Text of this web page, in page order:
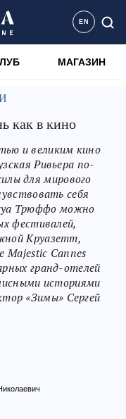
EN
МАГАЗИН
как в кино
и великим кино
Ривьера по-
для мирового
себя
Трюффо можно
фестивалей,
Круазетт,
Majestic Cannes
гранд-отелей
историями
«Зимы» Сергей